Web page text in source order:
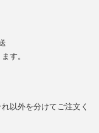
す。
以外を分けてご注文く